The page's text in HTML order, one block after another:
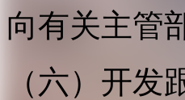
向有关主管
（六）开